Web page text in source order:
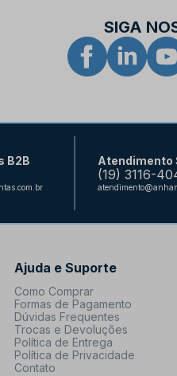
SIGA
B2B Atendimento
(19) 3116-
Ajuda e Suporte
Como Comprar
Formas de Pagamento
Dúvidas Frequentes
Trocas e Devoluções
Política de Entrega
Política de Privacidade
Contato